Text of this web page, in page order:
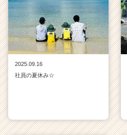
2025.09.16
社員の夏休み☆